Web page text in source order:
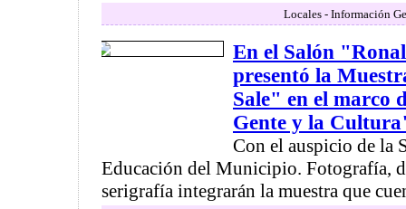
Locales - Información
En el Salón
presentó la
Sale" en el marco
Gente y la
Con el auspicio de la
Educación del Municipio. Fotografía,
serigrafía integrarán la muestra que